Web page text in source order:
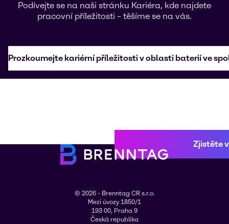
Podívejte se na naši stránku Kariéra, kde najdete
pracovní příležitosti – těšíme se na vás.
Prozkoumejte kariérní příležitosti v oblasti baterií ve
Zjistěte
© 2026 - Brenntag CR s.r.o.
Mezi úvozy 1850/1
193 00, Praha 9
Česká republika